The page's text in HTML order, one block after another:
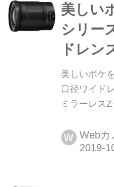
S PRO 70-
で、16-
美しい
シリー
ドレン
美しいボケ
口径ワイド
ミラーレス
10月18日に
6600円(税別)
W Webカ